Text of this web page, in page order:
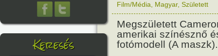
Keresés
Film/Média
Magyar, Született
Megszületett
amerikai színésznő
fotómodell (A maszk).